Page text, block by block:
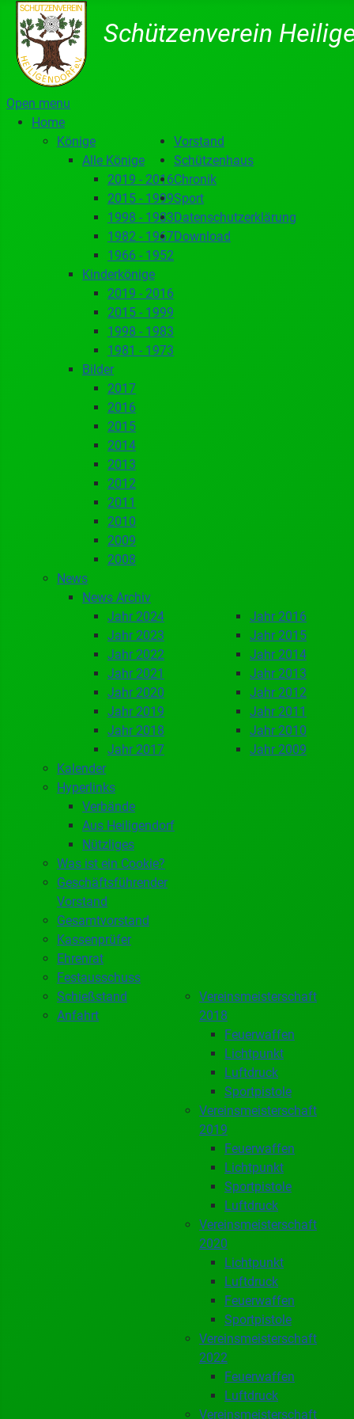
Schützenverein
Open menu
Home
Könige
Alle Könige
2019 - 2016
2015 - 1999
1998 - 1983
1982 - 1967
1966 - 1952
Kinderkönige
2019 - 2016
2015 - 1999
1998 - 1983
1981 - 1973
Bilder
2017
2016
2015
2014
2013
2012
2011
2010
2009
2008
News
News Archiv
Jahr 2024
Jahr 2023
Jahr 2022
Jahr 2021
Jahr 2020
Jahr 2019
Jahr 2018
Jahr 2017
Jahr 2016
Jahr 2015
Jahr 2014
Jahr 2013
Jahr 2012
Jahr 2011
Jahr 2010
Jahr 2009
Kalender
Hyperlinks
Verbände
Aus Heiligendorf
Nützliges
Was ist ein Cookie?
Vorstand
Geschäftsführender
Vorstand
Gesamtvorstand
Kassenprüfer
Ehrenrat
Festausschuss
Schützenhaus
Schießstand
Anfahrt
Chronik
Sport
Vereinsmeisterschaft
2018
Feuerwaffen
Lichtpunkt
Luftdruck
Sportpistole
Vereinsmeisterschaft
2019
Feuerwaffen
Lichtpunkt
Sportpistole
Luftdruck
Vereinsmeisterschaft
2020
Lichtpunkt
Luftdruck
Feuerwaffen
Sportpistole
Vereinsmeisterschaft
2022
Feuerwaffen
Luftdruck
Vereinsmeisterschaft
Datenschutzerklärung
Download